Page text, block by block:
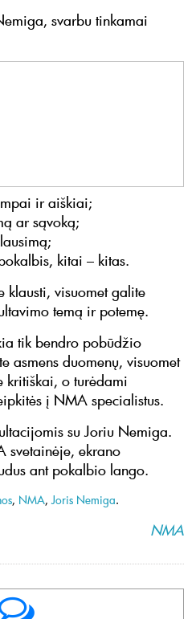
svarbu tinkamai
ir aiškiai;
ar sąvoką;
kitai – kitas.
klausti, visuomet galite
temą ir potemę.
tik bendro pobūdžio
asmens duomenų, visuomet
kritiškai, o turėdami
į NMA specialistus.
su Joriu Nemiga.
svetainėje, ekrano
ant pokalbio lango.
, NMA,Joris Nemiga.
NMA